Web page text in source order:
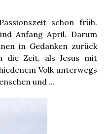
schon früh.
Anfang April. Darum
in Gedanken zurück
die Zeit, als Jesus mit
Volk unterwegs
und ...